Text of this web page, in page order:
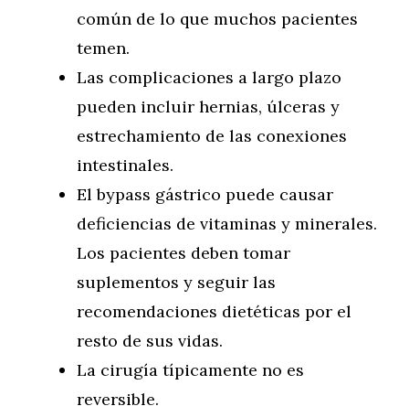
común de lo que muchos pacientes
temen.
Las complicaciones a largo plazo
pueden incluir hernias, úlceras y
estrechamiento de las conexiones
intestinales.
El bypass gástrico puede causar
deficiencias de vitaminas y minerales.
Los pacientes deben tomar
suplementos y seguir las
recomendaciones dietéticas por el
resto de sus vidas.
La cirugía típicamente no es
reversible.